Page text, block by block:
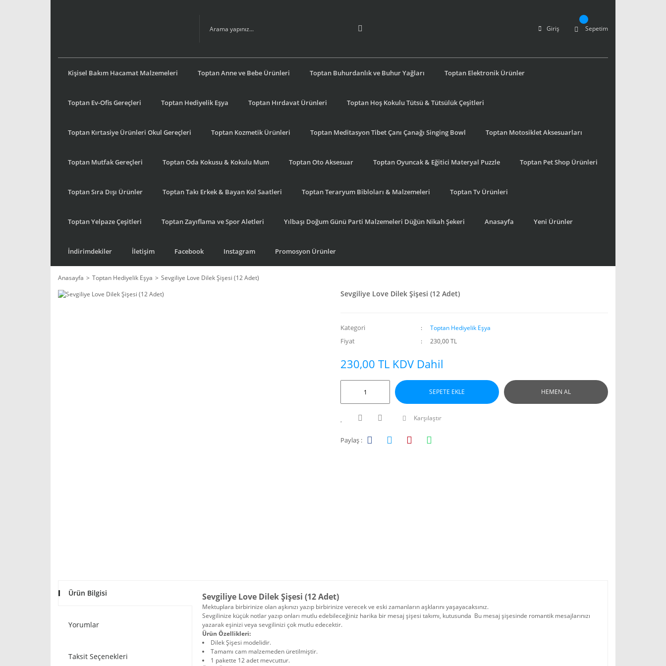
Giriş Sepetim
Kişisel Bakım Hacamat Malzemeleri Toptan Anne ve Bebe Ürünleri Toptan Buhurdanlık ve Buhur Yağları Toptan Elektronik Ürünler
Toptan Ev-Ofis Gereçleri Toptan Hediyelik Eşya Toptan Hırdavat Ürünleri Toptan Hoş Kokulu Tütsü & Tütsülük Çeşitleri
Toptan Kırtasiye Ürünleri Okul Gereçleri Toptan Kozmetik Ürünleri Toptan Meditasyon Tibet Çanı Çanağı Singing Bowl Toptan Motosiklet Aksesuarları
Toptan Mutfak Gereçleri Toptan Oda Kokusu & Kokulu Mum Toptan Oto Aksesuar Toptan Oyuncak & Eğitici Materyal Puzzle Toptan Pet Shop Ürünleri
Toptan Sıra Dışı Ürünler Toptan Takı Erkek & Bayan Kol Saatleri Toptan Teraryum Bibloları & Malzemeleri Toptan Tv Ürünleri
Toptan Yelpaze Çeşitleri Toptan Zayıflama ve Spor Aletleri Yılbaşı Doğum Günü Parti Malzemeleri Düğün Nikah Şekeri Anasayfa Yeni Ürünler
İndirimdekiler İletişim Facebook Instagram Promosyon Ürünler
Anasayfa Toptan Hediyelik Eşya Sevgiliye Love Dilek Şişesi (12 Adet)
Sevgiliye Love Dilek Şişesi (12 Adet)
Kategori Toptan Hediyelik Eşya
Fiyat 230,00 TL
230,00 TL KDV Dahil
SEPETE EKLE HEMEN AL
Karşılaştır
Paylaş :
Ürün Bilgisi
Yorumlar
Taksit Seçenekleri
Sevgiliye Love Dilek Şişesi (12 Adet)
Mektuplara birbirinize olan aşkınızı yazıp birbirinize verecek ve eski zamanların aşklarını yaşayacaksınız.
Sevgilinize küçük notlar yazıp onları mutlu edebileceğiniz harika bir mesaj şişesi takımı, kutusunda Bu mesaj şişesinde romantik mesajlarınızı
yazarak eşinizi veya sevgilinizi çok mutlu edecektir.
Ürün Özellikleri:
Dilek Şişesi modelidir.
Tamamı cam malzemeden üretilmiştir.
1 pakette 12 adet mevcuttur.